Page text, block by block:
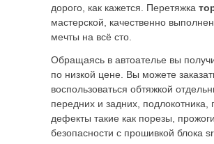
дорого, как кажется. Перетяжка
мастерской, качественно
мечты на всё сто.
Обращаясь в автоателье вы
по низкой цене. Вы можете
воспользоваться обтяжкой
передних и задних, подлокотника,
дефекты такие как порезы,
безопасности с прошивкой блока